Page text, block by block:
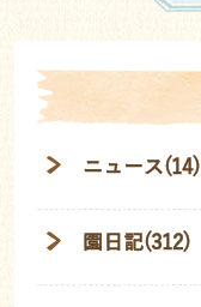
ニュース(14)
園日記(312)